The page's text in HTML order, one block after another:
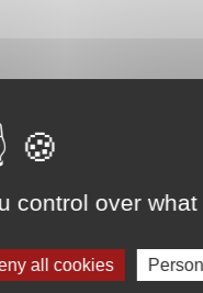
control over
all cookies